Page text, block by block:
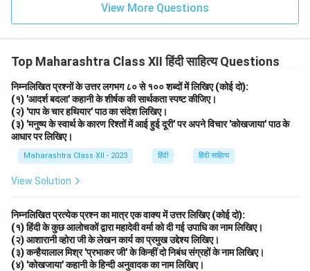
View More Questions
Top Maharashtra Class XII हिंदी साहित्य Questions
निम्नलिखित प्रश्नों के उत्तर लगभग ८० से १०० शब्दों में लिखिए (कोई दो):
(१) 'आदर्श बदला' कहानी के शीर्षक की सार्थकता स्पष्ट कीजिए।
(२) 'पाप के चार हथियार' पाठ का संदेश लिखिए।
(३) 'मनुष्य के स्वार्थ के कारण रिश्तों में आई हुई दूरी' पर अपने विचार 'कोखजाया' पाठ के
आधार पर लिखिए।
Maharashtra Class XII - 2023 हिंदी हिंदी साहित्य
View Solution
निम्नलिखित प्रत्येक प्रश्न का मात्र एक वाक्य में उत्तर लिखिए (कोई दो):
(१) हिंदी के कुछ आलोचकों द्वारा महादेवी वर्मा को दी गई उपाधि का नाम लिखिए।
(२) आशारानी व्होरा जी के लेखन कार्य का प्रमुख उद्देश्य लिखिए।
(३) कन्हैयालाल मिश्र 'प्रभाकर जी' के किन्हीं दो निबंध संग्रहों के नाम लिखिए।
(४) 'कोखजाया' कहानी के हिन्दी अनुवादक का नाम लिखिए।